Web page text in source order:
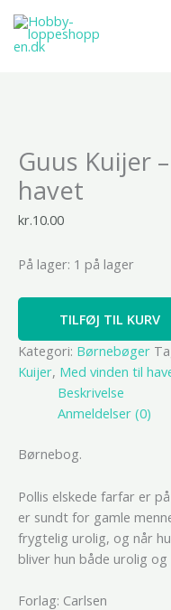
indholdet
Guus Kuijer
havet
kr.10.00
På lager: 1 på lager
Kuijer
Med
vinden
havet
TILFØJ TIL KURV
Kategori: Børnebøger
Kuijer, Med vinden til
Beskrivelse
Anmeldelser (0)
Børnebog.
Pollis elskede farfar er
er sundt for gamle
frygtelig urolig, og når
bliver hun både urolig
Forlag: Carlsen